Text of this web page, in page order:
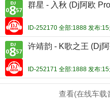
群星 - 入秋 (Dj阿欧
ID-252170 全部:1888 发布
许靖韵 - K歌之王 (Dj
ID-252171 全部:1888 发布
查看(在线车载